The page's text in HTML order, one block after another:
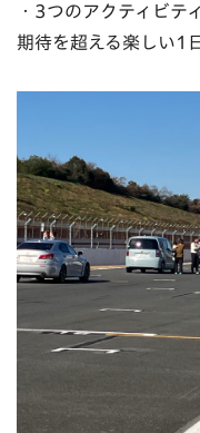
・3つのアクティビテ
期待を超える楽しい1